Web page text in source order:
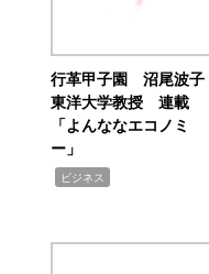
行革甲子園 沼尾波子
東洋大学教授 連載
「よんななエコノミ
ー」
ビジネス